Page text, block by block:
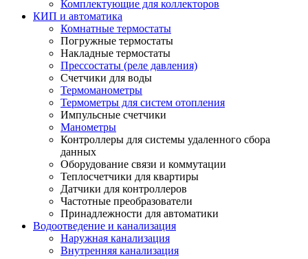
Комплектующие для коллекторов
КИП и автоматика
Комнатные термостаты
Погружные термостаты
Накладные термостаты
Прессостаты (реле давления)
Счетчики для воды
Термоманометры
Термометры для систем отопления
Импульсные счетчики
Манометры
Контроллеры для системы удаленного сбора
данных
Оборудование связи и коммутации
Теплосчетчики для квартиры
Датчики для контроллеров
Частотные преобразователи
Принадлежности для автоматики
Водоотведение и канализация
Наружная канализация
Внутренняя канализация